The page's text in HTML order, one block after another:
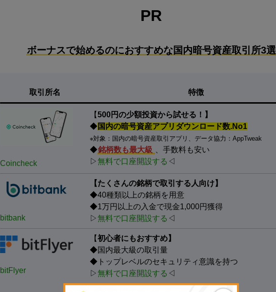
PR
ボーナスで始めるのにおすすめな国内暗号資産取引所3選
取引所名 特徴
Coincheck
【500円の少額投資から試せる！】
◆国内の暗号資産アプリダウンロード数.No1
※対象：国内の暗号資産取引アプリ、データ協力：AppTweak
◆銘柄数も最大級
、手数料も安い
▷無料で口座開設する ◁
bitbank
【たくさんの銘柄で取引する人向け】
◆40種類以上の銘柄を用意
◆1万円以上の入金で現金1,000円獲得
▷無料で口座開設する ◁
bitFlyer
【初心者にもおすすめ】
◆国内最大級の取引量
◆トップレベルのセキュリティ意識を持つ
▷無料で口座開設する ◁